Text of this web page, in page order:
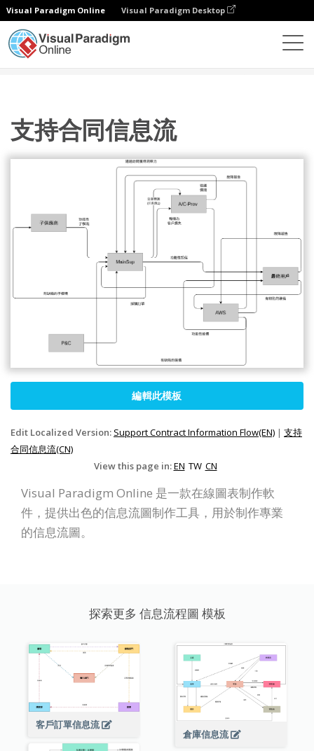
Visual Paradigm Online Visual Paradigm Desktop
支持合同信息流
編輯此模板
Edit Localized Version: Support Contract Information Flow(EN) | 支持
合同信息流(CN)
View this page in:EN TW CN
Visual Paradigm Online 是一款在線圖表制作軟
件，提供出色的信息流圖制作工具，用於制作專業
的信息流圖。
探索更多 信息流程圖 模板
客戶訂單信息流
倉庫信息流